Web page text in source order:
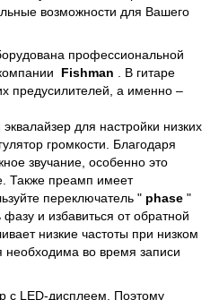
возможности для Вашего
профессиональной
Fishman
В гитаре
предусилителей, а именно –
для настройки низких
громкости. Благодаря
звучание, особенно это
Также преамп имеет
переключатель " phase "
и избавиться от обратной
низкие частоты при низком
необходима во время записи
с LED-дисплеем. Поэтому